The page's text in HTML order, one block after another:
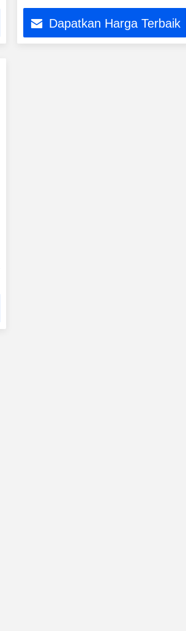
Android DVD Mobil GPS Multimed
Dapatkan Harga Terbaik